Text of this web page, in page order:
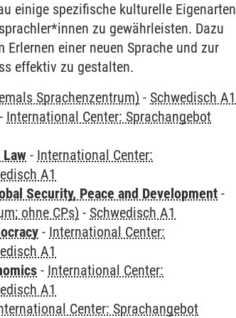
einige spezifische kulturelle Eigenarten
zu gewährleisten. Dazu
einer neuen Sprache und zur
effektiv zu gestalten.
Sprachenzentrum) - Schwedisch A1
- International Center: Sprachangebot
- International Center:
A1
Security, Peace and Development -
ohne CPs) - Schwedisch A1
- International Center:
A1
- International Center:
A1
Center: Sprachangebot